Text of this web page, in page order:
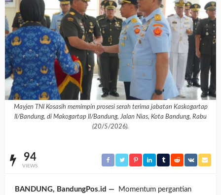
Mayjen TNI Kosasih memimpin prosesi serah terima jabatan Kaskogartap
II/Bandung, di Makogartap II/Bandung, Jalan Nias, Kota Bandung, Rabu
(20/5/2026).
94
VIEWS
BANDUNG, BandungPos.id —
Momentum pergantian